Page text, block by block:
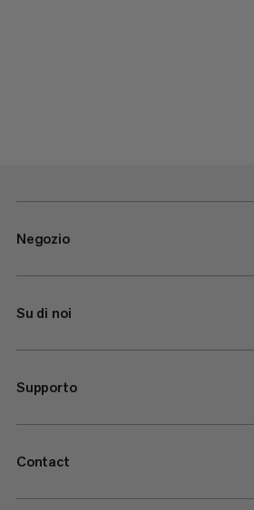
Negozio
Su di noi
Supporto
Contact